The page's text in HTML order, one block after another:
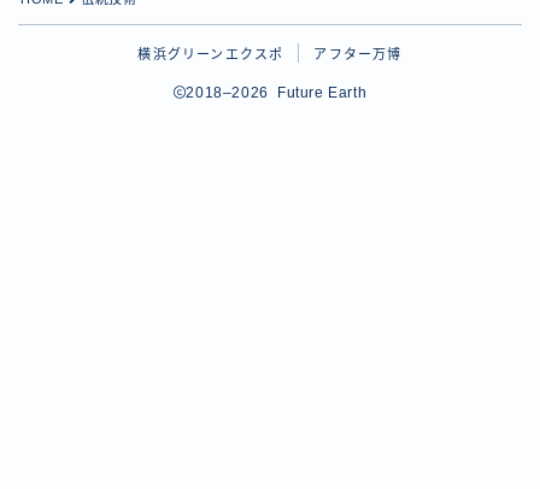
横浜グリーンエクスポ アフター万博
2018–2026 Future Earth